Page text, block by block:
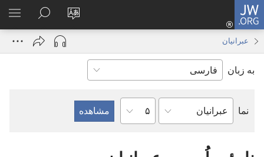
JW.ORG
زبان
سایت
را
ورود
باز
JW.ORG
جستجو
عبرانیان
به زبان
نما
کتاب
مقدّس
فصل